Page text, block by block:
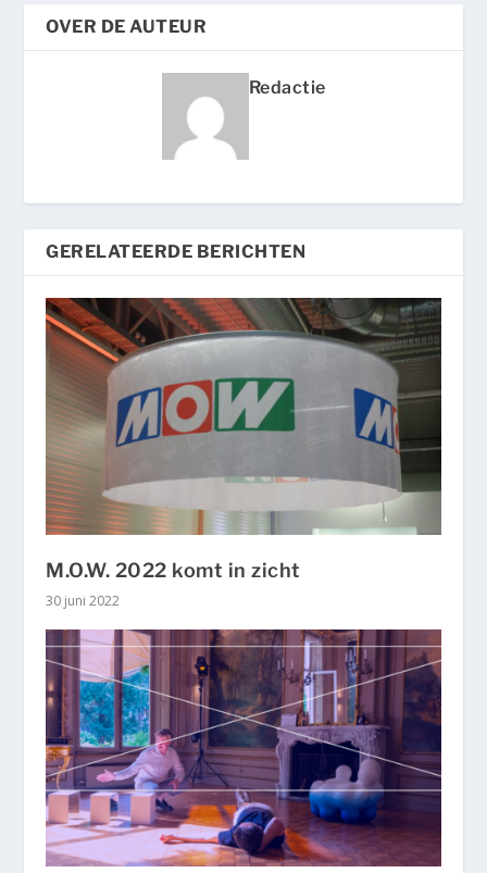
OVER DE AUTEUR
Redactie
GERELATEERDE BERICHTEN
M.O.W. 2022 komt in zicht
30 juni 2022